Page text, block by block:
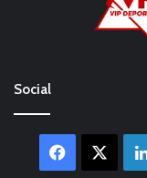
Social
Facebook